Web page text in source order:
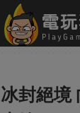
冰封絕境